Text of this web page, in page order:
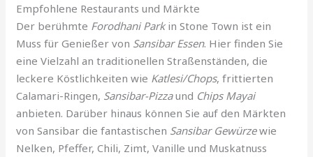
Empfohlene Restaurants und Märkte
Der berühmte Forodhani Parkin Stone Town ist ein
Muss für Genießer von Sansibar Essen. Hier finden Sie
eine Vielzahl an traditionellen Straßenständen, die
leckere Köstlichkeiten wie Katlesi/Chops, frittierten
Calamari-Ringen, Sansibar-Pizzaund Chips Mayai
anbieten. Darüber hinaus können Sie auf den Märkten
von Sansibar die fantastischen Sansibar Gewürzewie
Nelken, Pfeffer, Chili, Zimt, Vanille und Muskatnuss